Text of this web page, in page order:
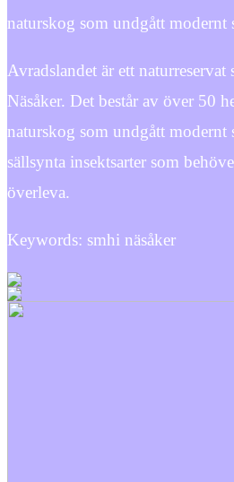
naturskog som undgått modernt
Avradslandet är ett
Näsåker. Det består av över 50
naturskog som undgått
sällsynta insektsarter som
överleva.
Keywords: smhi näsåker